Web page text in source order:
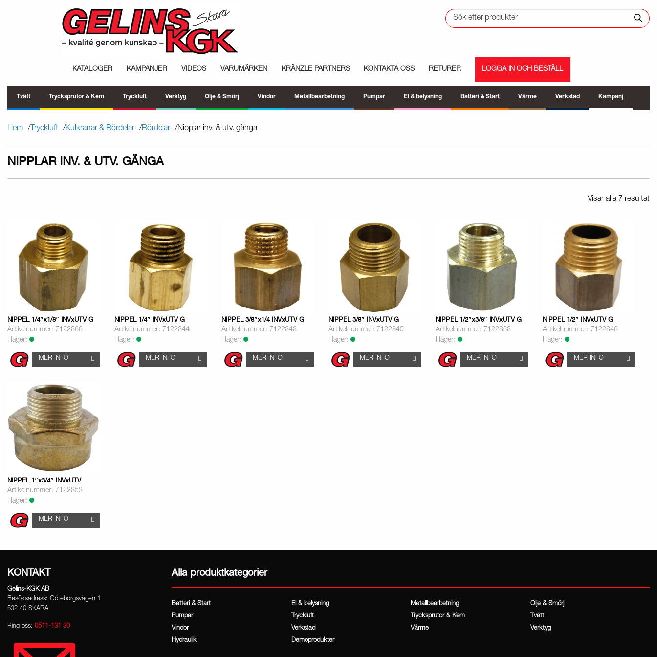
KATALOGER KAMPANJER VIDEOS VARUMÄRKEN KRÄNZLE PARTNERS KONTAKTA OSS RETURER LOGGA IN OCH BESTÄLL
Tvätt Trycksprutor & Kem Tryckluft Verktyg Olje & Smörj Vindor Metallbearbetning Pumpar El & belysning Batteri & Start Värme Verkstad Kampanj
Hem Tryckluft Kulkranar & Rördelar Rördelar Nipplar inv. & utv. gänga
NIPPLAR INV. & UTV. GÄNGA
Visar alla 7 resultat
NIPPEL 1/4″x1/8″ INVxUTV G
Artikelnummer: 7122866
I lager:
MER INFO
NIPPEL 1/4″ INVxUTV G
Artikelnummer: 7122844
I lager:
MER INFO
NIPPEL 3/8″x1/4 INVxUTV G
Artikelnummer: 7122848
I lager:
MER INFO
NIPPEL 3/8″ INVxUTV G
Artikelnummer: 7122845
I lager:
MER INFO
NIPPEL 1/2″x3/8″ INVxUTV G
Artikelnummer: 7122868
I lager:
MER INFO
NIPPEL 1/2″ INVxUTV G
Artikelnummer: 7122846
I lager:
MER INFO
NIPPEL 1″x3/4″ INVxUTV
Artikelnummer: 7122853
I lager:
MER INFO
KONTAKT
Gelins-KGK AB
Besöksadress: Göteborgsvägen 1
532 40 SKARA
Ring oss: 0511-131 30
Alla produktkategorier
Batteri & Start El & belysning Metallbearbetning
Olje & Smörj
Pumpar
Tryckluft Trycksprutor & Kem
Tvätt
Vindor
Verkstad Värme
Verktyg
Hydraulik
Demoprodukter